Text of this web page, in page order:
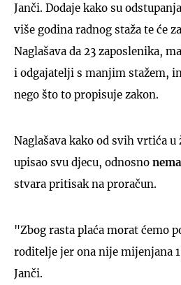
Janči. Dodaje kako su
više godina radnog staža te će
Naglašava da 23 zaposlenika,
i odgajatelji s manjim stažem,
nego što to propisuje zakon.
Naglašava kako od svih vrtića
upisao svu djecu, odnosno
stvara pritisak na proračun.
"Zbog rasta plaća morat ćemo
roditelje jer ona nije mijenjana
Janči.